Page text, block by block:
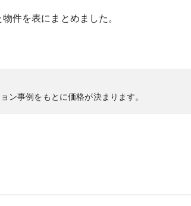
件を表にまとめました。
ン事例をもとに価格が決まります。